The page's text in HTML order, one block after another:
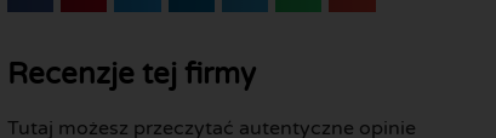
Recenzje tej firmy
Tutaj możesz przeczytać autentyczne opinie